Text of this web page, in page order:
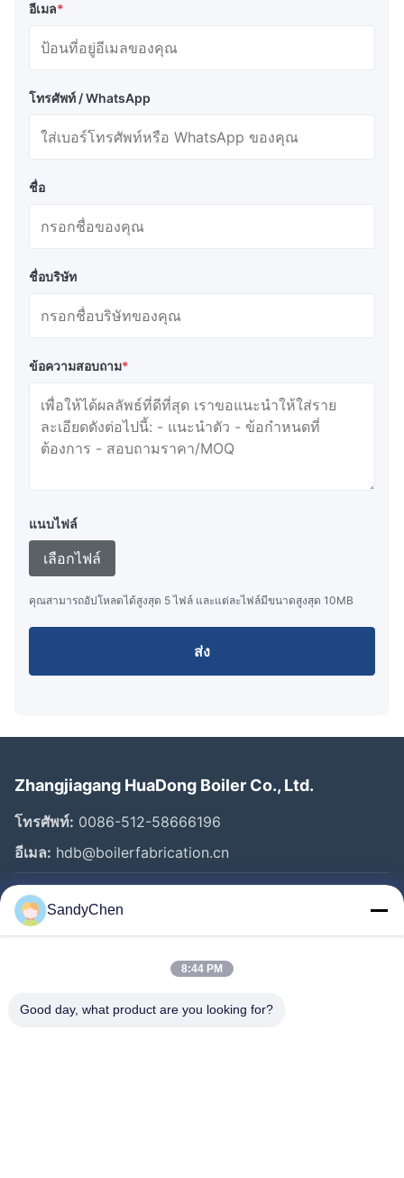
อีเมล*
โทรศัพท์ / WhatsApp
ชื่อ
ชื่อบริษัท
ข้อความสอบถาม*
แนบไฟล์
เลือกไฟล์
คุณสามารถอัปโหลดได้สูงสุด 5 ไฟล์ และแต่ละไฟล์มีขนาดสูงสุด 10MB
ส่ง
Zhangjiagang HuaDong Boiler Co., Ltd.
โทรศัพท์: 0086-512-58666196
อีเมล: hdb@boilerfabrication.cn
ลิงก์ด่วน
วิดีโอ
SandyChen
8:44 PM
Good day, what product are you looking for?